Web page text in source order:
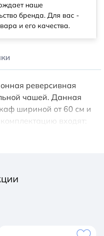
наше
бренда. Для вас -
и его качества.
реверсивная
чашей. Данная
шириной от 60 см и
входят:
технический
ULGRAN (Улгран)
по
при высокой